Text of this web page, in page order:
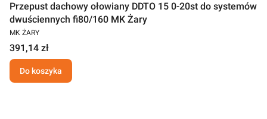
Przepust dachowy ołowiany DDTO 15 0-20st do systemów
dwuściennych fi80/160 MK Żary
MK ŻARY
391,14 zł
Do koszyka